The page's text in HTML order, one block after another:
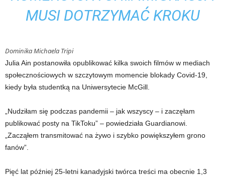
MUSI DOTRZYMAĆ KROKU
Dominika Michaela Tripi
Julia Ain postanowiła opublikować kilka swoich filmów w mediach
społecznościowych w szczytowym momencie blokady Covid-19,
kiedy była studentką na Uniwersytecie McGill.
„Nudziłam się podczas pandemii – jak wszyscy – i zaczęłam
publikować posty na TikToku” – powiedziała Guardianowi.
„Zacząłem transmitować na żywo i szybko powiększyłem grono
fanów”.
Pięć lat później 25-letni kanadyjski twórca treści ma obecnie 1,3